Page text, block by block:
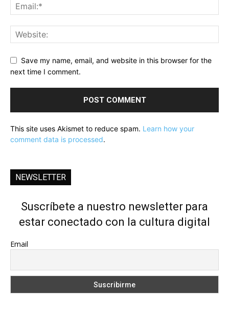
Save my name, email, and website in this browser for the
next time I comment.
This site uses Akismet to reduce spam. Learn how your
comment data is processed.
NEWSLETTER
Suscríbete a nuestro newsletter para
estar conectado con la cultura digital
Email